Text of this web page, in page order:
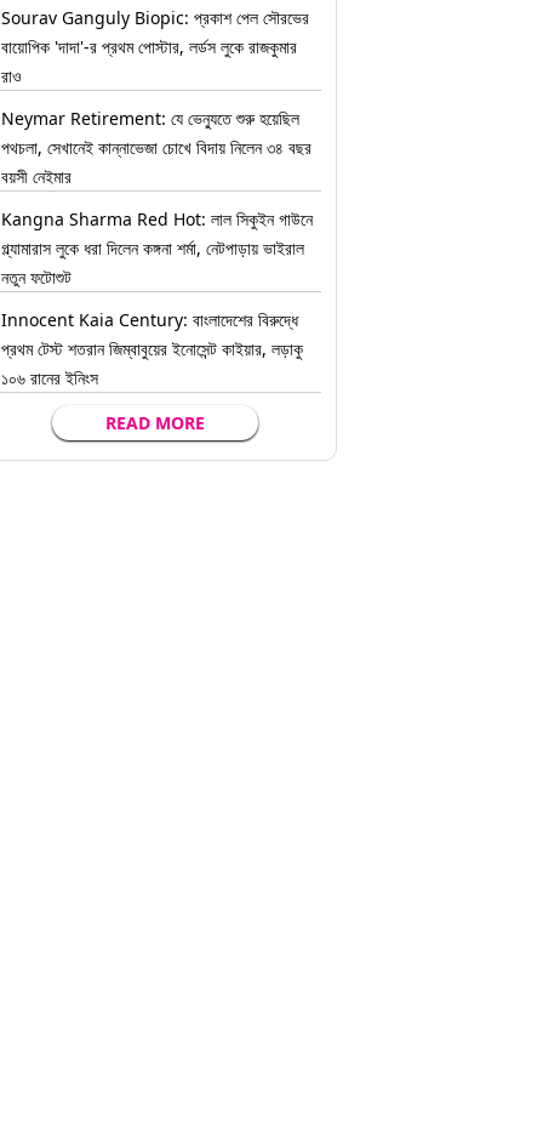
Sourav Ganguly Biopic: প্রকাশ পেল সৌরভের
বায়োপিক 'দাদা'-র প্রথম পোস্টার, লর্ডস লুকে রাজকুমার
রাও
Neymar Retirement: যে ভেন্যুতে শুরু হয়েছিল
পথচলা, সেখানেই কান্নাভেজা চোখে বিদায় নিলেন ৩৪ বছর
বয়সী নেইমার
Kangna Sharma Red Hot: লাল সিকুইন গাউনে
গ্ল্যামারাস লুকে ধরা দিলেন কঙ্গনা শর্মা, নেটপাড়ায় ভাইরাল
নতুন ফটোশুট
Innocent Kaia Century: বাংলাদেশের বিরুদ্ধে
প্রথম টেস্ট শতরান জিম্বাবুয়ের ইনোসেন্ট কাইয়ার, লড়াকু
১০৬ রানের ইনিংস
READ MORE